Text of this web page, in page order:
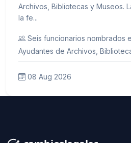
Archivos, Bibliotecas y Museos.
la fe...
Seis funcionarios nombrados
Ayudantes de Archivos,
08 Aug 2026